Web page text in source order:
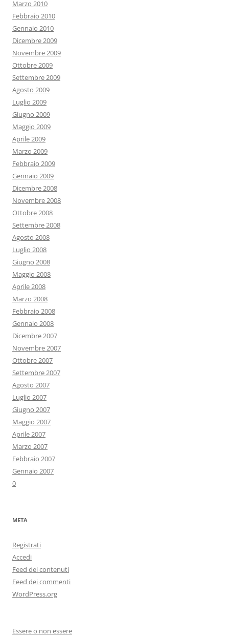
Marzo 2010
Febbraio 2010
Gennaio 2010
Dicembre 2009
Novembre 2009
Ottobre 2009
Settembre 2009
Agosto 2009
Luglio 2009
Giugno 2009
Maggio 2009
Aprile 2009
Marzo 2009
Febbraio 2009
Gennaio 2009
Dicembre 2008
Novembre 2008
Ottobre 2008
Settembre 2008
Agosto 2008
Luglio 2008
Giugno 2008
Maggio 2008
Aprile 2008
Marzo 2008
Febbraio 2008
Gennaio 2008
Dicembre 2007
Novembre 2007
Ottobre 2007
Settembre 2007
Agosto 2007
Luglio 2007
Giugno 2007
Maggio 2007
Aprile 2007
Marzo 2007
Febbraio 2007
Gennaio 2007
0
META
Registrati
Accedi
Feed dei contenuti
Feed dei commenti
WordPress.org
Essere o non essere